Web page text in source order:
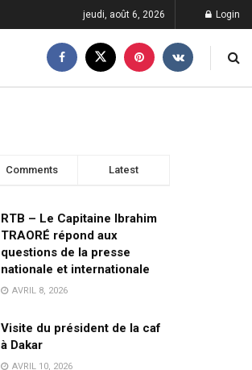
jeudi, août 6, 2026 Login
Comments Latest
RTB – Le Capitaine Ibrahim
TRAORÉ répond aux
questions de la presse
nationale et internationale
AVRIL 8, 2026
Visite du président de la caf
à Dakar
AVRIL 10, 2026